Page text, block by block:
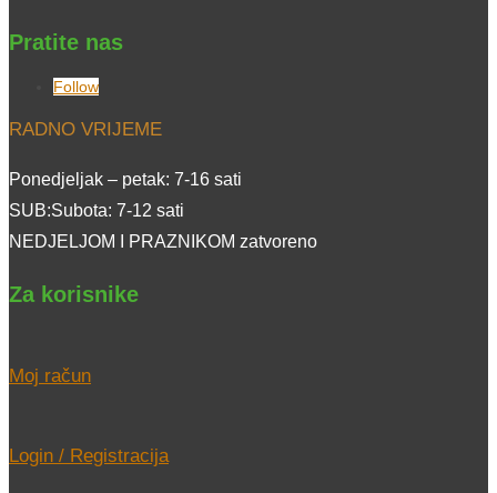
Pratite nas
Follow
RADNO VRIJEME
Ponedjeljak – petak: 7-16 sati
SUB:Subota: 7-12 sati
NEDJELJOM I PRAZNIKOM zatvoreno
Za korisnike
Moj račun
Login / Registracija